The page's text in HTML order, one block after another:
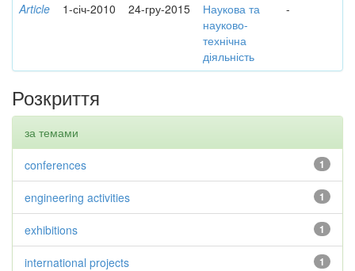
Article 1-січ-2010 24-гру-2015
Наукова та
науково-
технічна
діяльність
-
Розкриття
за темами
1
conferences
1
engineering activities
1
exhibitions
1
international projects